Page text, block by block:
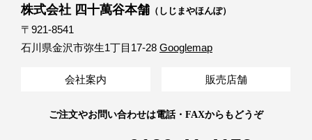
株式会社 四十萬谷本舗 （しじまやほんぽ）
〒921-8541
石川県金沢市弥生1丁目17-28 Googlemap
会社案内 販売店舗
ご注文やお問い合わせは電話・FAXからもどうぞ